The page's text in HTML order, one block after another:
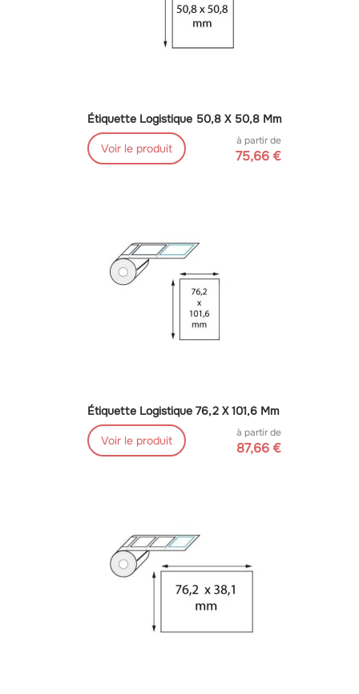
Étiquette Logistique 50,8 X 50,8 Mm
Voir le produit
à partir de
75,66 €
Étiquette Logistique 76,2 X 101,6 Mm
Voir le produit
à partir de
87,66 €